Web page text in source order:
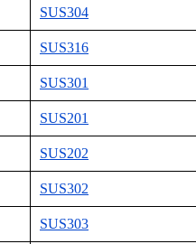
SUS304
SUS316
SUS301
SUS201
SUS202
SUS302
SUS303